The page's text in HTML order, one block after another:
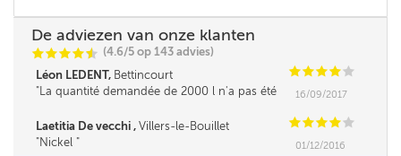
De adviezen van onze klanten
CCCCi
@ (4.6/5 op 143 advies)
Léon LEDENT, Bettincourt CCCC C
La quantité demandée de 2000 l n'a pas été
pompe du camion qui arrête de débit de
mazout sur base d'un niveau détecté dans la
citerne qui dans mon cas était encore assez
16/09/2017
Laetitia De vecchi , Villers-le-Bouillet CCCC C
Nickel
01/12/2016